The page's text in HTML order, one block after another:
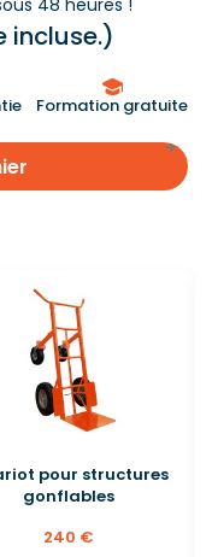
48 heures !
incluse.)
Formation gratuite
pour structures
gonflables
240 €